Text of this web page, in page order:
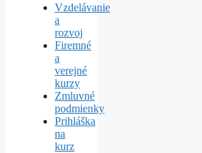
Vzdelávanie
a
rozvoj
Firemné
a
verejné
kurzy
Zmluvné
podmienky
Prihláška
na
kurz